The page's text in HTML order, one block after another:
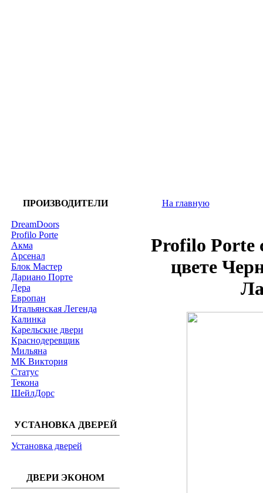
ПРОИЗВОДИТЕЛИ
DreamDoors
Profilo Porte
Акма
Арсенал
Блок Мастер
Дариано Порте
Дера
Европан
Итальянская Легенда
Калинка
Карельские двери
Краснодеревщик
Мильяна
МК Виктория
Статус
Текона
ШейлДорс
УСТАНОВКА ДВЕРЕЙ
Установка дверей
ДВЕРИ ЭКОНОМ
На главную
Profilo Porte
цвете